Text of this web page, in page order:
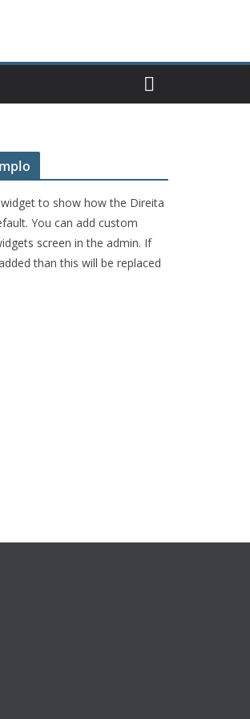
to show how the Direita
You can add custom
screen in the admin. If
than this will be replaced